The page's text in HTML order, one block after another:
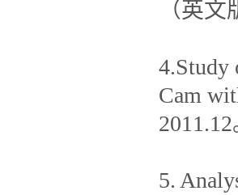
（英
4.Study
Cam
5.